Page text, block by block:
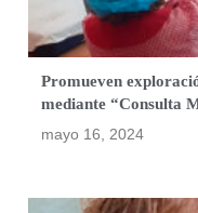
Promueven
mediante “Consulta
mayo 16, 2024